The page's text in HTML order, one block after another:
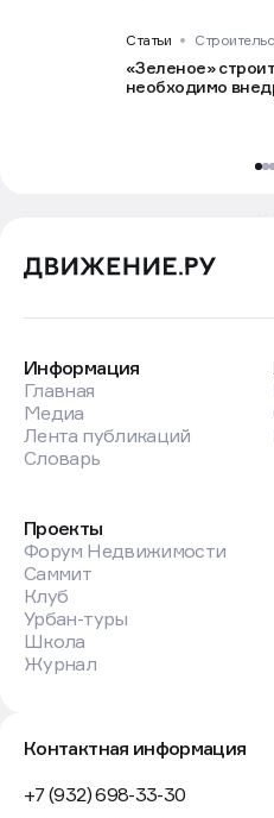
Статьи
«Зеленое»
необходимо
Информация
Главная
Медиа
Лента публикаций
Словарь
Проекты
Форум Недвижимости
Саммит
Клуб
Урбан-туры
Школа
Журнал
Контактная информация
+7 (932) 698-33-30